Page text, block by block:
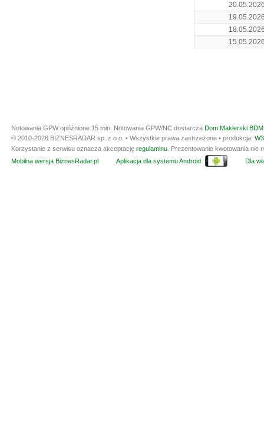
Notowania GPW opóźnione 15 min. Notowania GPW/NC dostarcza Dom Maklerski
© 2010-2026 BIZNESRADAR sp. z o.o. • Wszystkie prawa zastrzeżone • produkcja:
Korzystanie z serwisu oznacza akceptację regulaminu . Prezentowanie kwotowania
Mobilna wersja BiznesRadar.pl
Aplikacja dla systemu Android Dla